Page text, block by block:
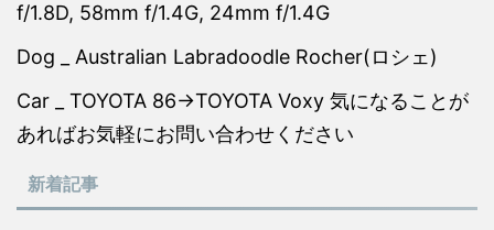
f/1.8D, 58mm f/1.4G, 24mm f/1.4G
Dog _ Australian Labradoodle Rocher(ロシェ)
Car _ TOYOTA 86→TOYOTA Voxy 気になることが
あればお気軽にお問い合わせください
新着記事